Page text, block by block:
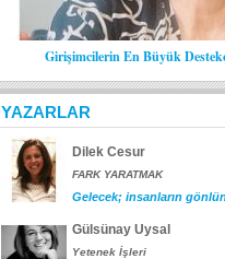
Girişimcilerin En Büyük
YAZARLAR
Dilek Cesur
FARK YARATMAK
Gelecek; insanların
Gülsünay Uysal
Yetenek İşleri